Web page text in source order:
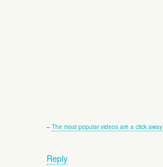
– The most popular videos are a click away
Reply